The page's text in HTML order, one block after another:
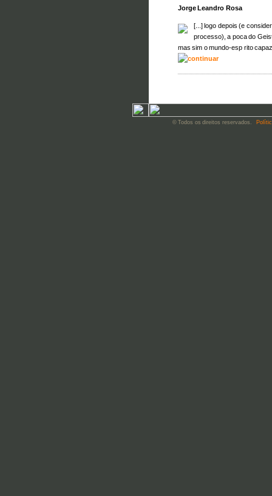
Jorge Leandro Rosa
[...] logo depois (e
processo), a poca do
mas sim o mundo-esp rito
© Todos os direitos reservados.